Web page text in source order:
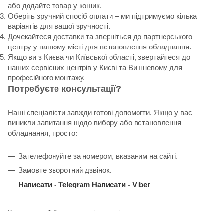
або додайте товар у кошик.
Оберіть зручний спосіб оплати – ми підтримуємо кілька
варіантів для вашої зручності.
Дочекайтеся доставки та зверніться до партнерського
центру у вашому місті для встановлення обладнання.
Якщо ви з Києва чи Київської області, звертайтеся до
наших сервісних центрів у Києві та Вишневому для
професійного монтажу.
Потребуєте консультації?
Наші спеціалісти завжди готові допомогти. Якщо у вас
виникли запитання щодо вибору або встановлення
обладнання, просто:
Зателефонуйте за номером, вказаним на сайті.
Замовте зворотний дзвінок.
Написати - Telegram Написати - Viber